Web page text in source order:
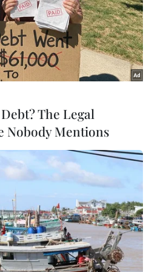
Nam vs Campuchia: Vì
Sang-sik cần giành ngôi
vs Campuchia: 'Phù thủy
tính đường dài?
Việt Nam hướng tới
đầu bảng'
Nam Á "dậy sóng" vì
ra lý do Indonesia thua đau
gia Việt Nam
Việt Nam quyết giành
The Legal
Nobody Mentions